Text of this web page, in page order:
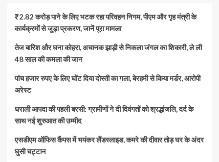
₹2.82 करोड़ पाने के लिए भटक रहा परिवहन निगम, पीएम और गृह मंत्री के
कार्यक्रमों से जुड़ा प्रकरण, जानें पूरा मामला
तेज बारिश और घना कोहरा, अचानक झाड़ी से निकला जंगल का शिकारी, ले ली
48 साल की कमला की जान
पांच हजार रुपए के लिए घोंट दिया दोस्ती का गला, बेरहमी से किया मर्डर, आरोपी
अरेस्ट
धराली आपदा की पहली बरसी: ग्रामीणों ने दी दिवंगतों को श्रद्धांजलि, दर्द के
साथ नई शुरुआत की उम्मीद
एसडीएम ऑफिस कैंपस में भयंकर लैंडस्लाइड, कमरे की दीवार तोड़ घर के अंदर
घुसी चट्टान